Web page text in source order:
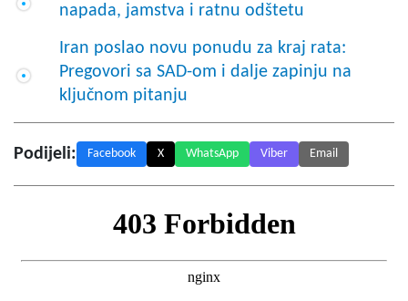
napada, jamstva i ratnu odštetu
Iran poslao novu ponudu za kraj rata:
Pregovori sa SAD-om i dalje zapinju na
ključnom pitanju
Podijeli: Facebook X WhatsApp Viber Email